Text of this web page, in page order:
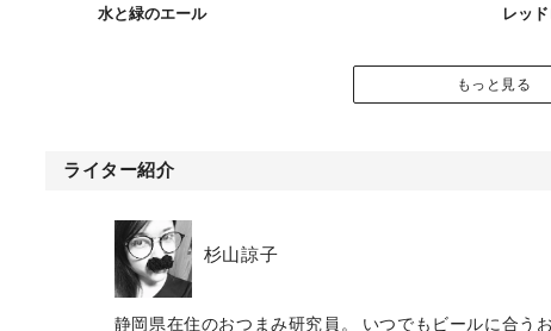
水と緑のエール レッ
もっと見る
ライター紹介
杉山諒子
静岡県在住のおつまみ研究員。 いつでもビールに合う